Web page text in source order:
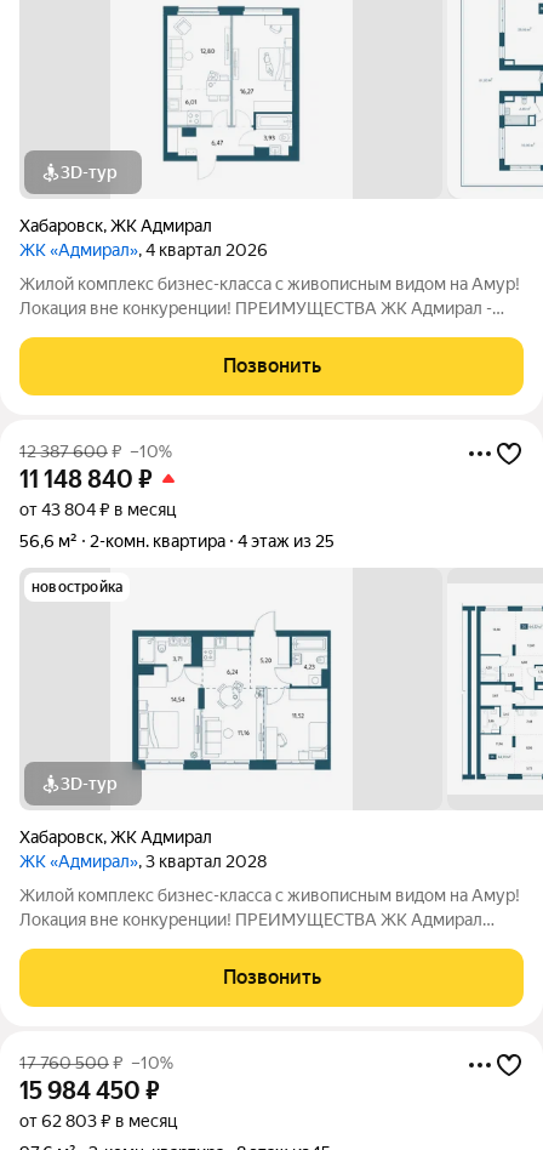
3D-тур
Хабаровск,ЖК Адмирал
ЖК «Адмирал», 4 квартал 2026
Жилой комплекс бизнес-класса с живописным видом на Амур!
Локация вне конкуренции! ПРЕИМУЩЕСТВА ЖК Адмирал -
Умный дом. - Функциональные планировки; - Панорамное
остекление; - Собственная
Позвонить
12 387 600₽ –10%
11 148 840 ₽
от 43 804 ₽ в месяц
56,6 м²
2-комн. квартира 4 этаж из 25
новостройка
3D-тур
Хабаровск,ЖК Адмирал
ЖК «Адмирал», 3 квартал 2028
Жилой комплекс бизнес-класса с живописным видом на Амур!
Локация вне конкуренции! ПРЕИМУЩЕСТВА ЖК Адмирал
Умный дом Панорамное остекление Собственная набережная
Топовое расположение О ЖИЛОМ
Позвонить
17 760 500₽ –10%
15 984 450 ₽
от 62 803 ₽ в месяц